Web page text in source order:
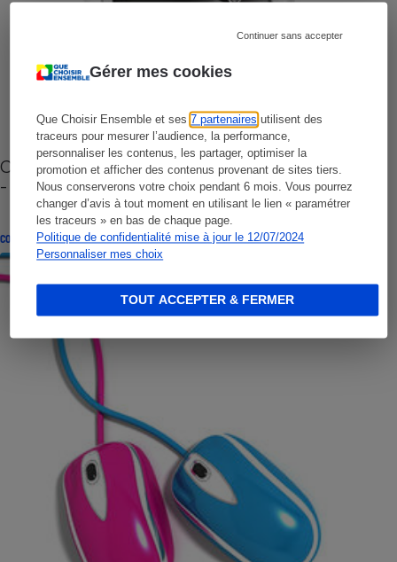
Gérer mes cookies
Que Choisir Ensemble et ses7 partenaires utilisent des
traceurs pour mesurer l’audience, la performance,
personnaliser les contenus, les partager, optimiser la
promotion et afficher des contenus provenant de sites tiers.
Nous conserverons votre choix pendant 6 mois. Vous pourrez
changer d’avis à tout moment en utilisant le lien « paramétrer
les traceurs » en bas de chaque page.
Politique de confidentialité mise à jour le 12/07/2024
Personnaliser mes choix
Continuer sans accepter
TOUT ACCEPTER & FERMER
Cafetière à capsules zéro déchet CoffeeB (vidéo)
- Premières impressions
CONSEILS